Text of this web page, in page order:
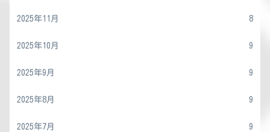
2025年11月 8
2025年10月 9
2025年9月 9
2025年8月 9
2025年7月 9